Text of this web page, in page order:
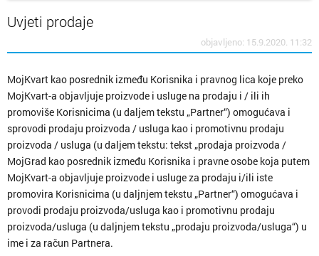
Uvjeti prodaje
objavljeno: 15.9.2020. 11:32
MojKvart kao posrednik između Korisnika i pravnog lica koje preko
MojKvart-a objavljuje proizvode i usluge na prodaju i / ili ih
promoviše Korisnicima (u daljem tekstu „Partner“) omogućava i
sprovodi prodaju proizvoda / usluga kao i promotivnu prodaju
proizvoda / usluga (u daljem tekstu: tekst „prodaja proizvoda /
MojGrad kao posrednik između Korisnika i pravne osobe koja putem
MojKvart-a objavljuje proizvode i usluge za prodaju i/ili iste
promovira Korisnicima (u daljnjem tekstu „Partner“) omogućava i
provodi prodaju proizvoda/usluga kao i promotivnu prodaju
proizvoda/usluga (u daljnjem tekstu „prodaju proizvoda/usluga“) u
ime i za račun Partnera.